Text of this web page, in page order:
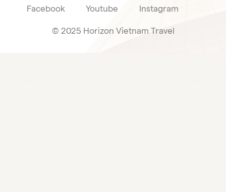
Facebook Youtube Instagram
© 2025 Horizon Vietnam Travel